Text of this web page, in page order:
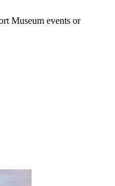
Museum events or